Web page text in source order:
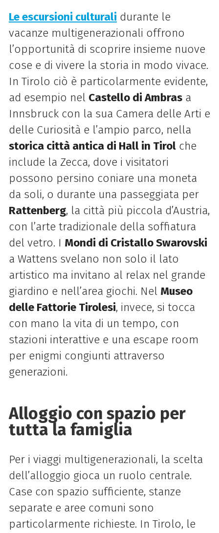
Le escursioni culturali durante le
vacanze multigenerazionali offrono
l’opportunità di scoprire insieme nuove
cose e di vivere la storia in modo vivace.
In Tirolo ciò è particolarmente evidente,
ad esempio nel Castello di Ambrasa
Innsbruck con la sua Camera delle Arti e
delle Curiosità e l’ampio parco, nella
storica città antica di Hall in Tirolche
include la Zecca, dove i visitatori
possono persino coniare una moneta
da soli, o durante una passeggiata per
Rattenberg, la città più piccola d’Austria,
con l’arte tradizionale della soffiatura
del vetro. I Mondi di Cristallo Swarovski
a Wattens svelano non solo il lato
artistico ma invitano al relax nel grande
giardino e nell’area giochi. Nel Museo
delle Fattorie Tirolesi, invece, si tocca
con mano la vita di un tempo, con
stazioni interattive e una escape room
per enigmi congiunti attraverso
generazioni.
Alloggio con spazio per
tutta la famiglia
Per i viaggi multigenerazionali, la scelta
dell’alloggio gioca un ruolo centrale.
Case con spazio sufficiente, stanze
separate e aree comuni sono
particolarmente richieste. In Tirolo, le